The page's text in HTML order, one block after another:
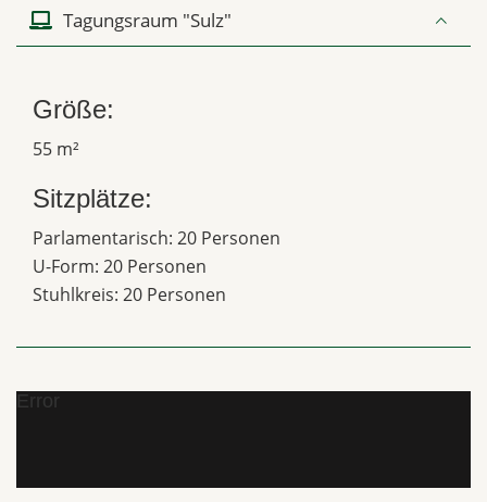
Tagungsraum "Sulz"
Größe:
55 m²
Sitzplätze:
Parlamentarisch: 20 Personen
U-Form: 20 Personen
Stuhlkreis: 20 Personen
Error